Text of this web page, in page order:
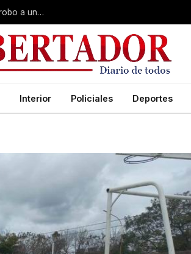
Curuzú Cuatiá: detuvieron a un séptimo implicado en el violento robo a una anciana
Interior Policiales Deportes